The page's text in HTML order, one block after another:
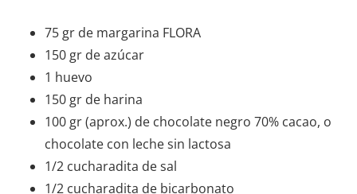
75 gr de margarina FLORA
150 gr de azúcar
1 huevo
150 gr de harina
100 gr (aprox.) de chocolate negro 70% cacao, o
chocolate con leche sin lactosa
1/2 cucharadita de sal
1/2 cucharadita de bicarbonato